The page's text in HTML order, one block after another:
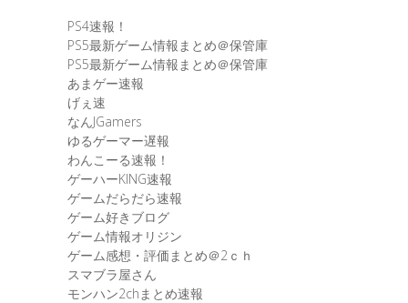
PS4速報！
PS5最新ゲーム情報まとめ＠保管庫
PS5最新ゲーム情報まとめ＠保管庫
あまゲー速報
げぇ速
なんJGamers
ゆるゲーマー遅報
わんこーる速報！
ゲーハーKING速報
ゲームだらだら速報
ゲーム好きブログ
ゲーム情報オリジン
ゲーム感想・評価まとめ＠2ｃｈ
スマブラ屋さん
モンハン2chまとめ速報